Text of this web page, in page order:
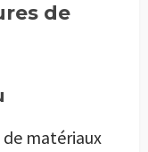
de
matériaux